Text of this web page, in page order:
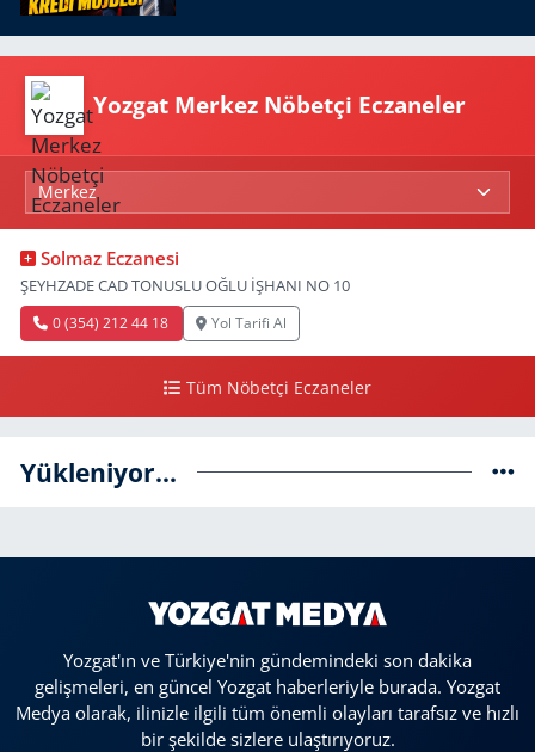
Yozgat Merkez Nöbetçi Eczaneler
Solmaz Eczanesi
ŞEYHZADE CAD TONUSLU OĞLU İŞHANI NO 10
0 (354) 212 44 18 Yol Tarifi Al
Tüm Nöbetçi Eczaneler
Yükleniyor...
Yozgat'ın ve Türkiye'nin gündemindeki son dakika
gelişmeleri, en güncel Yozgat haberleriyle burada. Yozgat
Medya olarak, ilinizle ilgili tüm önemli olayları tarafsız ve hızlı
bir şekilde sizlere ulaştırıyoruz.